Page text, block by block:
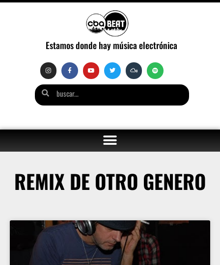
Estamos donde hay música electrónica
REMIX DE OTRO GENERO